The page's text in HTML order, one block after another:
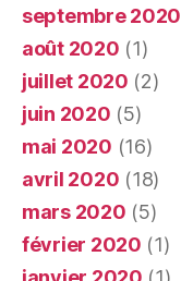
septembre 2020
août 2020 (1)
juillet 2020 (2)
juin 2020 (5)
mai 2020 (16)
avril 2020 (18)
mars 2020 (5)
février 2020 (1)